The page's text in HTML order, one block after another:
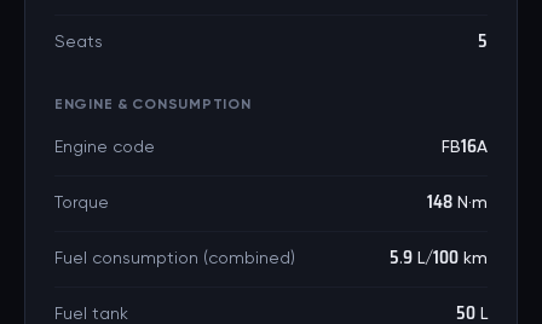
Seats 5
ENGINE & CONSUMPTION
Engine code FB16A
Torque 148 N·m
Fuel consumption (combined) 5.9 L/100 km
Fuel tank 50 L